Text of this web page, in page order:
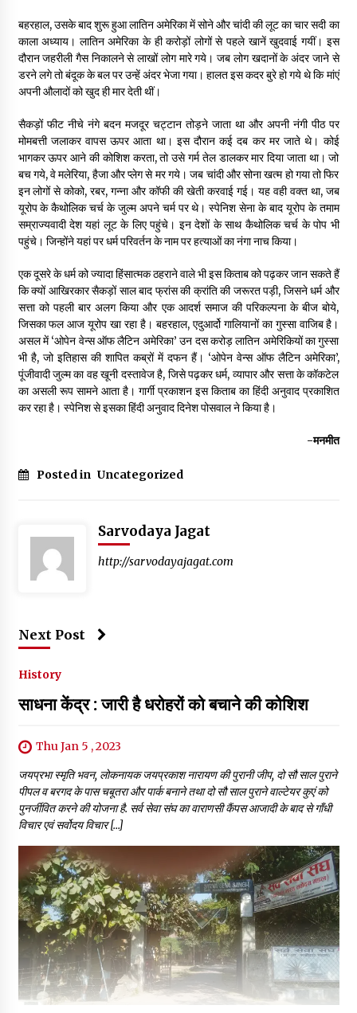
बहरहाल, उसके बाद शुरू हुआ लातिन अमेरिका में सोने और चांदी की लूट का चार सदी का
काला अध्याय। लातिन अमेरिका के ही करोड़ों लोगों से पहले खानें खुदवाई गयीं। इस
दौरान जहरीली गैस निकालने से लाखों लोग मारे गये। जब लोग खदानों के अंदर जाने से
डरने लगे तो बंदूक के बल पर उन्हें अंदर भेजा गया। हालत इस कदर बुरे हो गये थे कि मांएं
अपनी औलादों को खुद ही मार देती थीं।
सैकड़ों फीट नीचे नंगे बदन मजदूर चट्टान तोड़ने जाता था और अपनी नंगी पीठ पर
मोमबत्ती जलाकर वापस ऊपर आता था। इस दौरान कई दब कर मर जाते थे। कोई
भागकर ऊपर आने की कोशिश करता, तो उसे गर्म तेल डालकर मार दिया जाता था। जो
बच गये, वे मलेरिया, हैजा और प्लेग से मर गये। जब चांदी और सोना खत्म हो गया तो फिर
इन लोगों से कोको, रबर, गन्ना और कॉफी की खेती करवाई गई। यह वही वक्त था, जब
यूरोप के कैथोलिक चर्च के जुल्म अपने चर्म पर थे। स्पेनिश सेना के बाद यूरोप के तमाम
सम्राज्यवादी देश यहां लूट के लिए पहुंचे। इन देशों के साथ कैथोलिक चर्च के पोप भी
पहुंचे। जिन्होंने यहां पर धर्म परिवर्तन के नाम पर हत्याओं का नंगा नाच किया।
एक दूसरे के धर्म को ज्यादा हिंसात्मक ठहराने वाले भी इस किताब को पढ़कर जान सकते हैं
कि क्यों आखिरकार सैकड़ों साल बाद फ्रांस की क्रांति की जरूरत पड़ी, जिसने धर्म और
सत्ता को पहली बार अलग किया और एक आदर्श समाज की परिकल्पना के बीज बोये,
जिसका फल आज यूरोप खा रहा है। बहरहाल, एदुआर्दो गालियानों का गुस्सा वाजिब है।
असल में ‘ओपेन वेन्स ऑफ लैटिन अमेरिका’ उन दस करोड़ लातिन अमेरिकियों का गुस्सा
भी है, जो इतिहास की शापित कब्रों में दफन हैं। ‘ओपेन वेन्स ऑफ लैटिन अमेरिका’,
पूंजीवादी जुल्म का वह खूनी दस्तावेज है, जिसे पढ़कर धर्म, व्यापार और सत्ता के कॉकटेल
का असली रूप सामने आता है। गार्गी प्रकाशन इस किताब का हिंदी अनुवाद प्रकाशित
कर रहा है। स्पेनिश से इसका हिंदी अनुवाद दिनेश पोसवाल ने किया है।
-मनमीत
Posted in Uncategorized
Sarvodaya Jagat
http://sarvodayajagat.com
Next Post
History
साधना केंद्र : जारी है धरोहरों को बचाने की कोशिश
Thu Jan 5 , 2023
जयप्रभा स्मृति भवन, लोकनायक जयप्रकाश नारायण की पुरानी जीप, दो सौ साल पुराने
पीपल व बरगद के पास चबूतरा और पार्क बनाने तथा दो सौ साल पुराने वाल्टेयर कुएं को
पुनर्जीवित करने की योजना है. सर्व सेवा संघ का वाराणसी कैंपस आजादी के बाद से गाँधी
विचार एवं सर्वोदय विचार […]